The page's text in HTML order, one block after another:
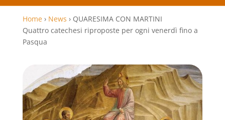
Home › News › QUARESIMA CON MARTINI
Quattro catechesi riproposte per ogni venerdì fino a
Pasqua